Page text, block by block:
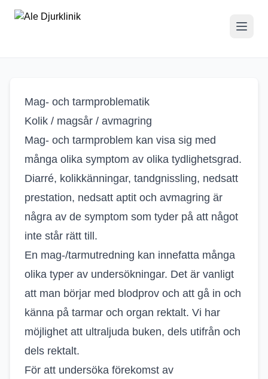
Mag- och tarmproblematik
Kolik / magsår / avmagring
Mag- och tarmproblem kan visa sig med
många olika symptom av olika tydlighetsgrad.
Diarré, kolikkänningar, tandgnissling, nedsatt
prestation, nedsatt aptit och avmagring är
några av de symptom som tyder på att något
inte står rätt till.
En mag-/tarmutredning kan innefatta många
olika typer av undersökningar. Det är vanligt
att man börjar med blodprov och att gå in och
känna på tarmar och organ rektalt. Vi har
möjlighet att ultraljuda buken, dels utifrån och
dels rektalt.
För att undersöka förekomst av